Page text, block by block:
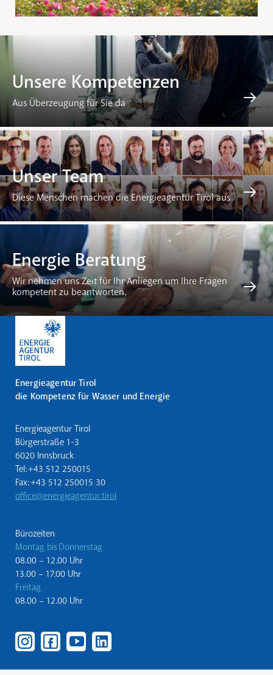
Unsere Kompetenzen
Aus Überzeugung für Sie da
Unser Team
Diese Menschen machen die Energieagentur Tirol aus
Energie Beratung
Wir nehmen uns Zeit für Ihr Anliegen um Ihre Fragen
kompetent zu beantworten.
Energieagentur Tirol
die Kompetenz für Wasser und Energie
Energieagentur Tirol
Bürgerstraße 1-3
6020 Innsbruck
Tel: +43 512 250015
Fax: +43 512 250015 30
office@energieagentur.tirol
Bürozeiten
Montag bis Donnerstag
08.00 – 12.00 Uhr
13.00 – 17.00 Uhr
Freitag
08.00 – 12.00 Uhr